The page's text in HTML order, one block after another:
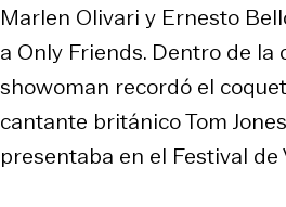
Marlen Olivari y Ernesto
a Only Friends. Dentro de la
showoman recordó el
cantante británico Tom
presentaba en el Festival